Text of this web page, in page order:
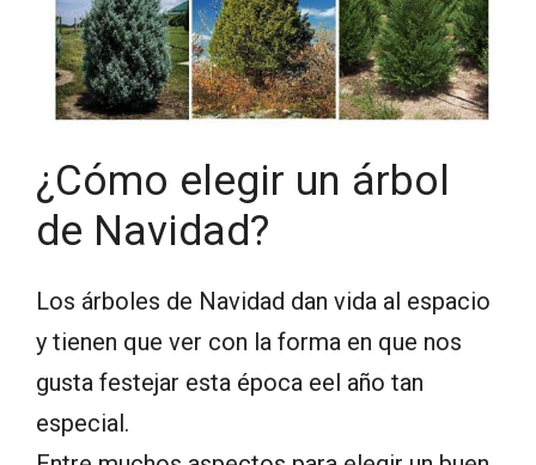
¿Cómo elegir un árbol
de Navidad?
Los árboles de Navidad dan vida al espacio
y tienen que ver con la forma en que nos
gusta festejar esta época eel año tan
especial.